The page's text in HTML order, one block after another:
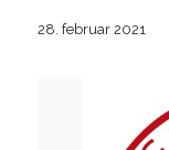
28. februar 2021